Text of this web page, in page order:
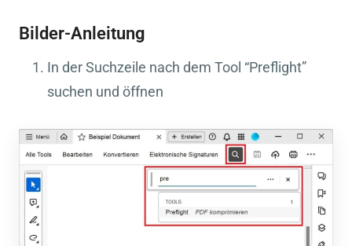
Bilder-Anleitung
In der Suchzeile nach dem Tool “Preflight”
suchen und öffnen